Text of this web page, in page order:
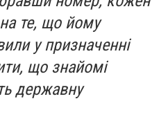
те, що йому
у призначенні
що знайомі
державну